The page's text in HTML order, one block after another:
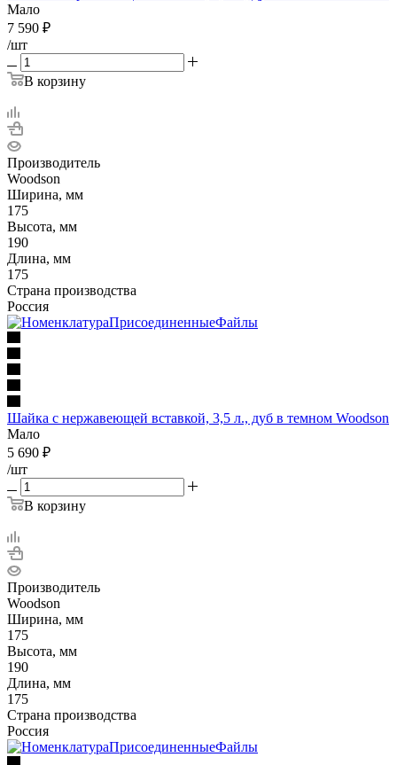
Мало
7 590 ₽
/шт
В корзину
Производитель
Woodson
Ширина, мм
175
Высота, мм
190
Длина, мм
175
Страна производства
Россия
Шайка с нержавеющей вставкой, 3,5 л., дуб в темном Woodson
Мало
5 690 ₽
/шт
В корзину
Производитель
Woodson
Ширина, мм
175
Высота, мм
190
Длина, мм
175
Страна производства
Россия